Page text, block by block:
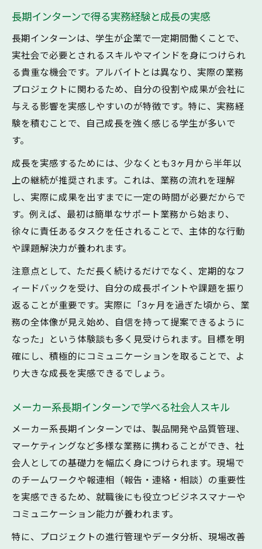
長期インターンで得る実務経験と成長の実感
長期インターンは、学生が企業で一定期間働くことで、
実社会で必要とされるスキルやマインドを身につけられ
る貴重な機会です。アルバイトとは異なり、実際の業務
プロジェクトに関わるため、自分の役割や成果が会社に
与える影響を実感しやすいのが特徴です。特に、実務経
験を積むことで、自己成長を強く感じる学生が多いで
す。
成長を実感するためには、少なくとも3ヶ月から半年以
上の継続が推奨されます。これは、業務の流れを理解
し、実際に成果を出すまでに一定の時間が必要だからで
す。例えば、最初は簡単なサポート業務から始まり、
徐々に責任あるタスクを任されることで、主体的な行動
や課題解決力が養われます。
注意点として、ただ長く続けるだけでなく、定期的なフ
ィードバックを受け、自分の成長ポイントや課題を振り
返ることが重要です。実際に「3ヶ月を過ぎた頃から、業
務の全体像が見え始め、自信を持って提案できるように
なった」という体験談も多く見受けられます。目標を明
確にし、積極的にコミュニケーションを取ることで、よ
り大きな成長を実感できるでしょう。
メーカー系長期インターンで学べる社会人スキル
メーカー系長期インターンでは、製品開発や品質管理、
マーケティングなど多様な業務に携わることができ、社
会人としての基礎力を幅広く身につけられます。現場で
のチームワークや報連相（報告・連絡・相談）の重要性
を実感できるため、就職後にも役立つビジネスマナーや
コミュニケーション能力が養われます。
特に、プロジェクトの進行管理やデータ分析、現場改善